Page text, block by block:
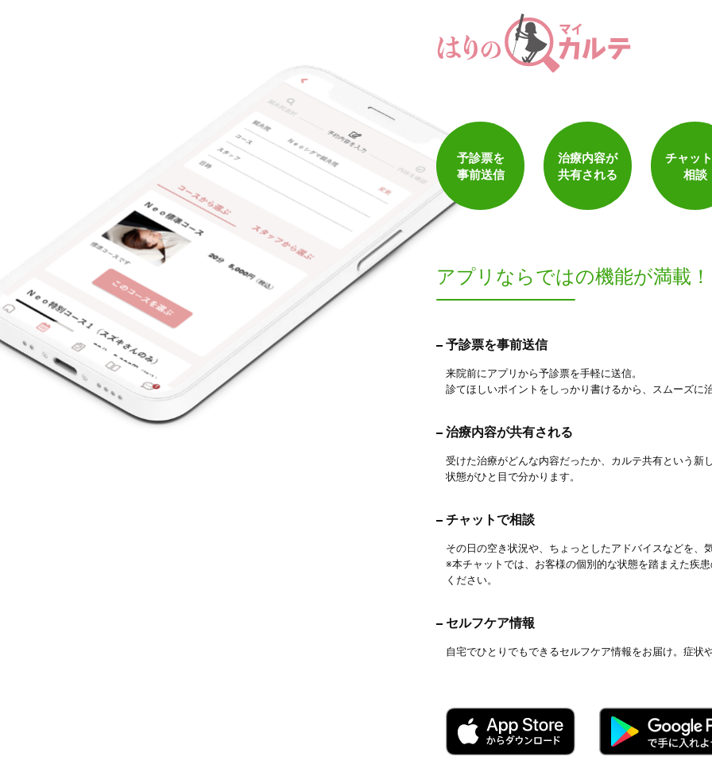
検索結果を見る
予診票を
事前送信
治療内容が
共有される
チャッ
相談
アプリならではの機能が満載！
予診票を事前送信
来院前にアプリから予診票を手軽に送信。
診てほしいポイントをしっかり書けるから、スムーズに
治療内容が共有される
受けた治療がどんな内容だったか、カルテ共有という
状態がひと目で分かります。
チャットで相談
その日の空き状況や、ちょっとしたアドバイスなどを、
※本チャットでは、お客様の個別的な状態を踏まえた疾
ください。
セルフケア情報
自宅でひとりでもできるセルフケア情報をお届け。症状